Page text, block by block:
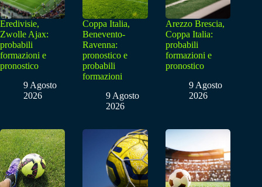
Eredivisie,
Zwolle Ajax:
probabili
formazioni e
pronostico
9 Agosto
2026
Coppa Italia,
Benevento-
Ravenna:
pronostico e
probabili
formazioni
9 Agosto
2026
Arezzo Brescia,
Coppa Italia:
probabili
formazioni e
pronostico
9 Agosto
2026